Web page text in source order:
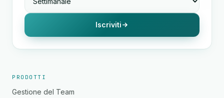
Iscriviti
PRODOTTI
Gestione del Team